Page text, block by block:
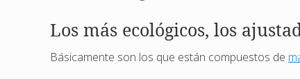
Los más ecológicos, los
Básicamente son los que están compuestos de